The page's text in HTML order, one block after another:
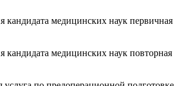
кандидата медицинских наук первичная
кандидата медицинских наук повторная